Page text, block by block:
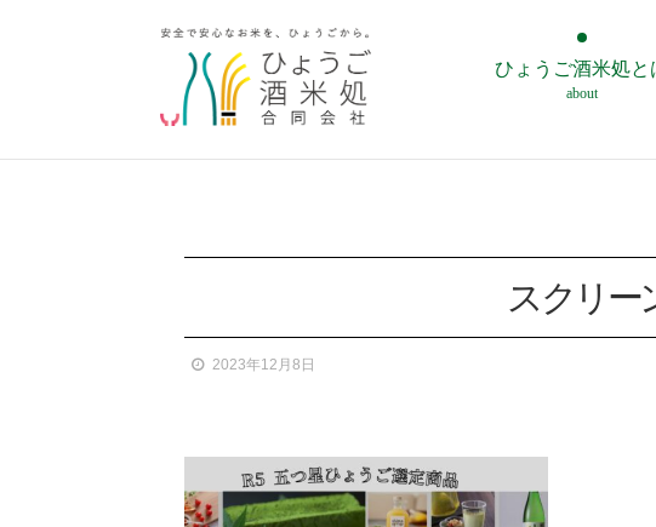
ひょうご酒米処と
about
スク リ ー
2023年12月8日